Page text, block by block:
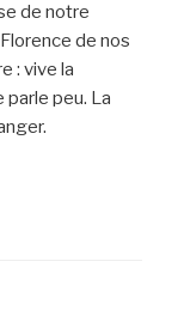
de notre
de nos
: vive la
parle peu. La